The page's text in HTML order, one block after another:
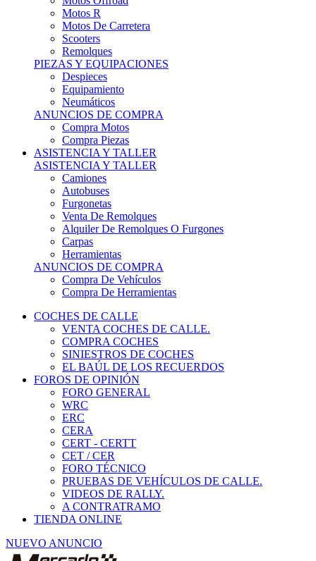
Motos R
Motos De Carretera
Scooters
Remolques
PIEZAS Y EQUIPACIONES
Despieces
Equipamiento
Neumáticos
ANUNCIOS DE COMPRA
Compra Motos
Compra Piezas
ASISTENCIA Y TALLER
ASISTENCIA Y TALLER
Camiones
Autobuses
Furgonetas
Venta De Remolques
Alquiler De Remolques O Furgones
Carpas
Herramientas
ANUNCIOS DE COMPRA
Compra De Vehículos
Compra De Herramientas
COCHES DE CALLE
VENTA COCHES DE CALLE.
COMPRA COCHES
SINIESTROS DE COCHES
EL BAÚL DE LOS RECUERDOS
FOROS DE OPINIÓN
FORO GENERAL
WRC
ERC
CERA
CERT - CERTT
CET / CER
FORO TÉCNICO
PRUEBAS DE VEHÍCULOS DE CALLE.
VIDEOS DE RALLY.
A CONTRATRAMO
TIENDA ONLINE
NUEVO ANUNCIO